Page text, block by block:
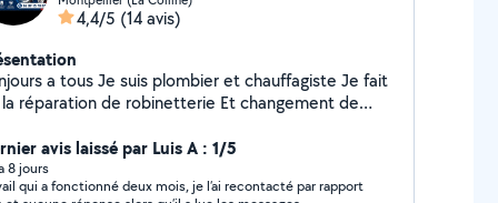
4,4/5 (14 avis)
Je suis plombier et chauffagiste Je fait
de robinetterie Et changement de
avis laissé par Luis A : 1/5
8 jours
qui a fonctionné deux mois, je l’ai recontacté par rapport